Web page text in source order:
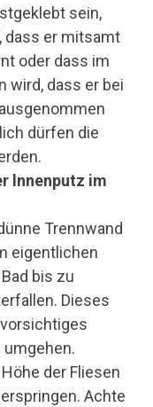
sein,
dass er mitsamt
oder dass im
wird, dass er bei
dürfen die
lnnenputz im
Trennwand
eigentlichen
bis zu
Dieses
der Fliesen
Achte